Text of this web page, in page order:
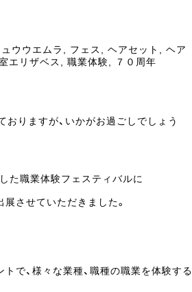
ウウエムラ フェス ヘアセット
ヘア
エリザベス 職業体験
７０周年
りますが、いかがお過ごしでしょう
た職業体験フェスティバルに
させていただきました。
で、様々な業種、職種の職業を体験する